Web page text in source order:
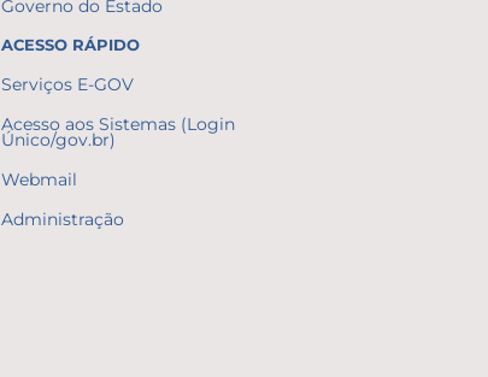
Governo do Estado
ACESSO RÁPIDO
Serviços E-GOV
Acesso aos Sistemas (Login
Único/gov.br)
Webmail
Administração